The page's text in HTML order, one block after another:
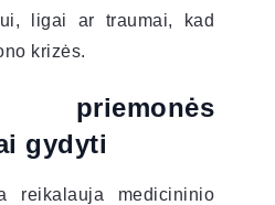
ligai ar traumai, kad
krizės.
priemonės
gydyti
reikalauja medicininio